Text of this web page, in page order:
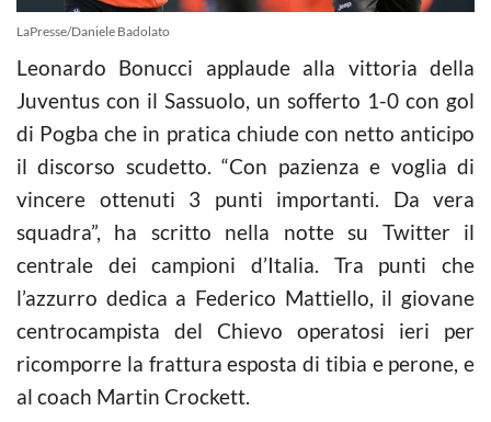
LaPresse/Daniele Badolato
Leonardo Bonucci applaude alla vittoria della
Juventus con il Sassuolo, un sofferto 1-0 con gol
di Pogba che in pratica chiude con netto anticipo
il discorso scudetto. “Con pazienza e voglia di
vincere ottenuti 3 punti importanti. Da vera
squadra”, ha scritto nella notte su Twitter il
centrale dei campioni d’Italia. Tra punti che
l’azzurro dedica a Federico Mattiello, il giovane
centrocampista del Chievo operatosi ieri per
ricomporre la frattura esposta di tibia e perone, e
al coach Martin Crockett.